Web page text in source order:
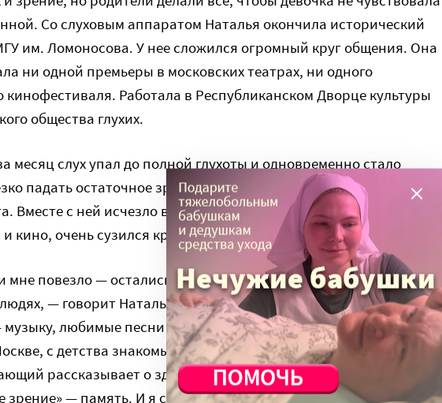
Со слуховым аппаратом Наталья окончила исторический
им. Ломоносова. У нее сложился огромный круг общения. Она
ни одной премьеры в московских театрах, ни одного
кинофестиваля. Работала в Республиканском Дворце культуры
общества глухих.
месяц слух упал до полной глухоты и одновременно стало
падать остаточное зрение. Сейчас у Натальи тотальная
Вместе с ней исчезло все то, что она любила, — недоступны
и кино, очень сузился круг общения.
мне повезло — остались воспоминания об интереснейших
— говорит Наталья. — Я успела! Успела многое увидеть и
любимые песни артистов, живопись, архитектуру. Я иду
с детства знакомым улицам и переулкам.
рассказывает о здании, а у меня сразу включается
зрение» — память. И я сама рассказываю об этом доме или